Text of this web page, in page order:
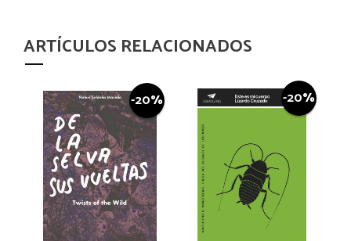
ARTÍCULOS RELACIONADOS
-20% -20%